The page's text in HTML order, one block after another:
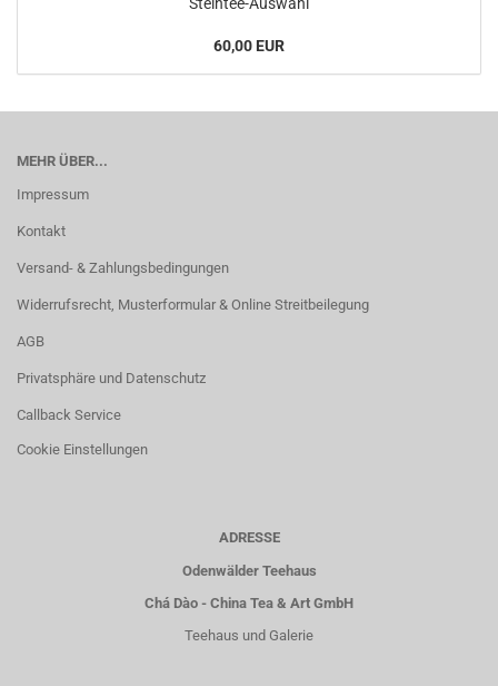
60,00 EUR
MEHR ÜBER...
Impressum
Kontakt
Versand- & Zahlungsbedingungen
Widerrufsrecht, Musterformular & Online Streitbeilegung
AGB
Privatsphäre und Datenschutz
Callback Service
Cookie Einstellungen
ADRESSE
Odenwälder Teehaus
Chá Dào - China Tea & Art GmbH
Teehaus und Galerie